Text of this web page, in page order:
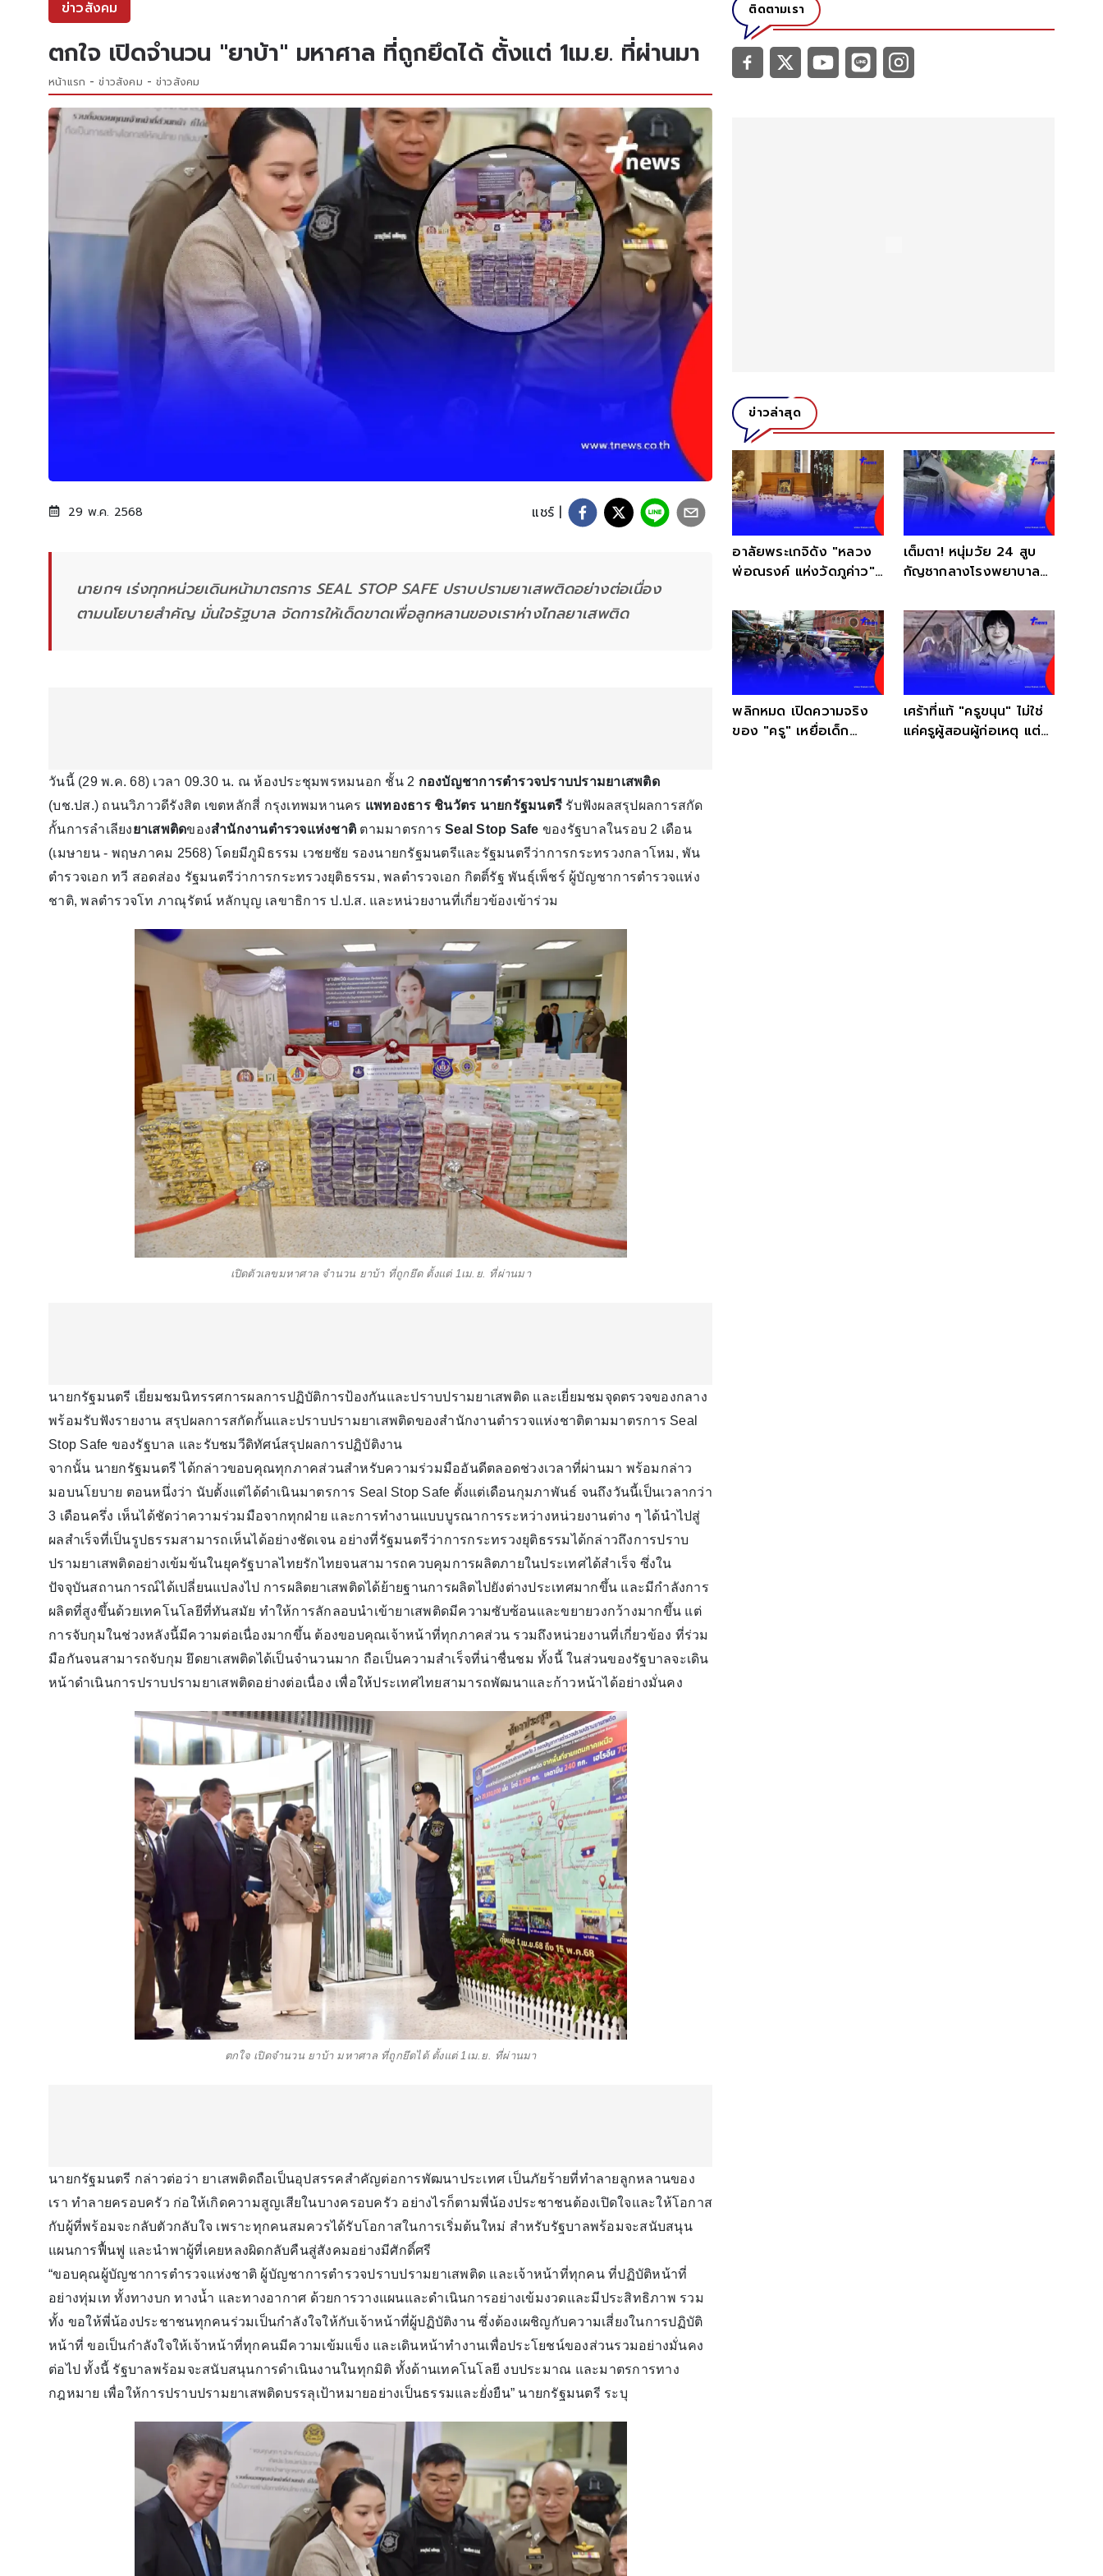
ข่าวสังคม
ตกใจ เปิดจำนวน "ยาบ้า" มหาศาล ที่ถูกยึดได้ ตั้งแต่ 1เม.ย. ที่ผ่านมา
หน้าแรก ข่าวสังคม ข่าวสังคม
29 พ.ค. 2568 แชร์ |
นายกฯ เร่งทุกหน่วยเดินหน้ามาตรการ SEAL STOP SAFE ปราบปรามยาเสพติดอย่างต่อเนื่อง
ตามนโยบายสำคัญ มั่นใจรัฐบาล จัดการให้เด็ดขาดเพื่อลูกหลานของเราห่างไกลยาเสพติด
วันนี้ (29 พ.ค. 68) เวลา 09.30 น. ณ ห้องประชุมพรหมนอก ชั้น 2 กองบัญชาการตำรวจปราบปรามยาเสพติด
(บช.ปส.) ถนนวิภาวดีรังสิต เขตหลักสี่ กรุงเทพมหานคร แพทองธาร ชินวัตร นายกรัฐมนตรี รับฟังผลสรุปผลการสกัด
กั้นการลำเลียงยาเสพติดของสำนักงานตำรวจแห่งชาติ ตามมาตรการ Seal Stop Safe ของรัฐบาลในรอบ 2 เดือน
(เมษายน - พฤษภาคม 2568) โดยมีภูมิธรรม เวชยชัย รองนายกรัฐมนตรีและรัฐมนตรีว่าการกระทรวงกลาโหม, พัน
ตำรวจเอก ทวี สอดส่อง รัฐมนตรีว่าการกระทรวงยุติธรรม, พลตำรวจเอก กิตติ์รัฐ พันธุ์เพ็ชร์ ผู้บัญชาการตำรวจแห่ง
ชาติ, พลตํารวจโท ภาณุรัตน์ หลักบุญ เลขาธิการ ป.ป.ส. และหน่วยงานที่เกี่ยวข้องเข้าร่วม
เปิดตัวเลขมหาศาล จำนวน ยาบ้า ที่ถูกยึด ตั้งแต่ 1เม.ย. ที่ผ่านมา
นายกรัฐมนตรี เยี่ยมชมนิทรรศการผลการปฏิบัติการป้องกันและปราบปรามยาเสพติด และเยี่ยมชมจุดตรวจของกลาง
พร้อมรับฟังรายงาน สรุปผลการสกัดกั้นและปราบปรามยาเสพติดของสำนักงานตำรวจแห่งชาติตามมาตรการ Seal
Stop Safe ของรัฐบาล และรับชมวีดิทัศน์สรุปผลการปฏิบัติงาน
จากนั้น นายกรัฐมนตรี ได้กล่าวขอบคุณทุกภาคส่วนสำหรับความร่วมมืออันดีตลอดช่วงเวลาที่ผ่านมา พร้อมกล่าว
มอบนโยบาย ตอนหนึ่งว่า นับตั้งแต่ได้ดำเนินมาตรการ Seal Stop Safe ตั้งแต่เดือนกุมภาพันธ์ จนถึงวันนี้เป็นเวลากว่า
3 เดือนครึ่ง เห็นได้ชัดว่าความร่วมมือจากทุกฝ่าย และการทำงานแบบบูรณาการระหว่างหน่วยงานต่าง ๆ ได้นำไปสู่
ผลสำเร็จที่เป็นรูปธรรมสามารถเห็นได้อย่างชัดเจน อย่างที่รัฐมนตรีว่าการกระทรวงยุติธรรมได้กล่าวถึงการปราบ
ปรามยาเสพติดอย่างเข้มข้นในยุครัฐบาลไทยรักไทยจนสามารถควบคุมการผลิตภายในประเทศได้สำเร็จ ซึ่งใน
ปัจจุบันสถานการณ์ได้เปลี่ยนแปลงไป การผลิตยาเสพติดได้ย้ายฐานการผลิตไปยังต่างประเทศมากขึ้น และมีกำลังการ
ผลิตที่สูงขึ้นด้วยเทคโนโลยีที่ทันสมัย ทำให้การลักลอบนำเข้ายาเสพติดมีความซับซ้อนและขยายวงกว้างมากขึ้น แต่
การจับกุมในช่วงหลังนี้มีความต่อเนื่องมากขึ้น ต้องขอบคุณเจ้าหน้าที่ทุกภาคส่วน รวมถึงหน่วยงานที่เกี่ยวข้อง ที่ร่วม
มือกันจนสามารถจับกุม ยึดยาเสพติดได้เป็นจำนวนมาก ถือเป็นความสำเร็จที่น่าชื่นชม ทั้งนี้ ในส่วนของรัฐบาลจะเดิน
หน้าดำเนินการปราบปรามยาเสพติดอย่างต่อเนื่อง เพื่อให้ประเทศไทยสามารถพัฒนาและก้าวหน้าได้อย่างมั่นคง
ตกใจ เปิดจำนวน ยาบ้า มหาศาล ที่ถูกยึดได้ ตั้งแต่ 1เม.ย. ที่ผ่านมา
นายกรัฐมนตรี กล่าวต่อว่า ยาเสพติดถือเป็นอุปสรรคสำคัญต่อการพัฒนาประเทศ เป็นภัยร้ายที่ทำลายลูกหลานของ
เรา ทำลายครอบครัว ก่อให้เกิดความสูญเสียในบางครอบครัว อย่างไรก็ตามพี่น้องประชาชนต้องเปิดใจและให้โอกาส
กับผู้ที่พร้อมจะกลับตัวกลับใจ เพราะทุกคนสมควรได้รับโอกาสในการเริ่มต้นใหม่ สำหรับรัฐบาลพร้อมจะสนับสนุน
แผนการฟื้นฟู และนำพาผู้ที่เคยหลงผิดกลับคืนสู่สังคมอย่างมีศักดิ์ศรี
“ขอบคุณผู้บัญชาการตำรวจแห่งชาติ ผู้บัญชาการตำรวจปราบปรามยาเสพติด และเจ้าหน้าที่ทุกคน ที่ปฏิบัติหน้าที่
อย่างทุ่มเท ทั้งทางบก ทางน้ำ และทางอากาศ ด้วยการวางแผนและดำเนินการอย่างเข้มงวดและมีประสิทธิภาพ รวม
ทั้ง ขอให้พี่น้องประชาชนทุกคนร่วมเป็นกำลังใจให้กับเจ้าหน้าที่ผู้ปฏิบัติงาน ซึ่งต้องเผชิญกับความเสี่ยงในการปฏิบัติ
หน้าที่ ขอเป็นกำลังใจให้เจ้าหน้าที่ทุกคนมีความเข้มแข็ง และเดินหน้าทำงานเพื่อประโยชน์ของส่วนรวมอย่างมั่นคง
ต่อไป ทั้งนี้ รัฐบาลพร้อมจะสนับสนุนการดำเนินงานในทุกมิติ ทั้งด้านเทคโนโลยี งบประมาณ และมาตรการทาง
กฎหมาย เพื่อให้การปราบปรามยาเสพติดบรรลุเป้าหมายอย่างเป็นธรรมและยั่งยืน” นายกรัฐมนตรี ระบุ
ติดตามเรา
ข่าวล่าสุด
อาลัยพระเกจิดัง "หลวง
พ่อณรงค์ แห่งวัดภูค่าว"
เต็มตา! หนุ่มวัย 24 สูบ
กัญชากลางโรงพยาบาล
พลิกหมด เปิดความจริง
ของ "ครู" เหยื่อเด็ก
เศร้าที่แท้ "ครูขนุน" ไม่ใช่
แค่ครูผู้สอนผู้ก่อเหตุ แต่มี